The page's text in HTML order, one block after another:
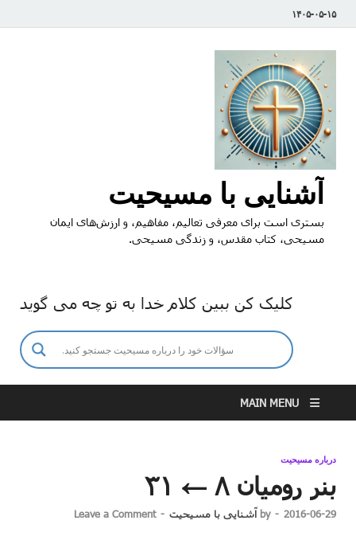
۱۴۰۵-۰۵-۱۵
آشنایی با مسیحیت
بستری است برای معرفی تعالیم، مفاهیم، و ارزش‌های ایمان
مسیحی، کتاب مقدس، و زندگی مسیحی.
کلیک کن ببین کلام خدا به تو چه می گوید
MAIN MENU
درباره مسیحیت
بنر رومیان ۸ ← ۳۱
2016-06-29
-
by آشنایی با مسیحیت -
Leave a Comment